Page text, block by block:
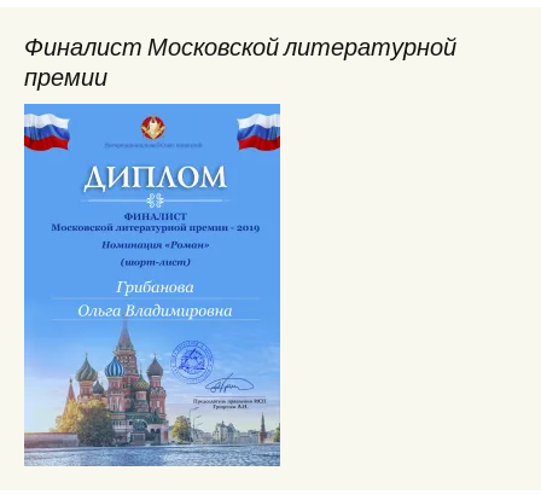
Финалист Московской литературной
премии